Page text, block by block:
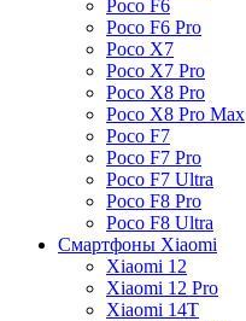
Poco F6
Poco F6 Pro
Poco X7
Poco X7 Pro
Poco X8 Pro
Poco X8 Pro Max
Poco F7
Poco F7 Pro
Poco F7 Ultra
Poco F8 Pro
Poco F8 Ultra
Смартфоны Xiaomi
Xiaomi 12
Xiaomi 12 Pro
Xiaomi 14T